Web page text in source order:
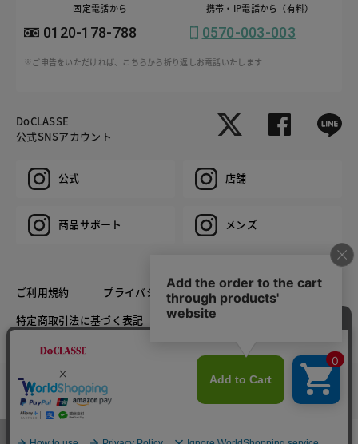
カラー・サイズを選択する
固定電話から
0120-178-788
携帯・IP電話から（有料）
0570-003-003
※ご申告をいただければ、こちらから折り返しお電話いたします
DoCLASSE
公式SNSアカウント
公式 店舗
商品サポート メンズ
ご利用規約
プライバシーポリシー
特定商取引法に基づく表記
推奨環境
COPYRIGHT © DoCLASSE ALL RIGHTS RESERVED.